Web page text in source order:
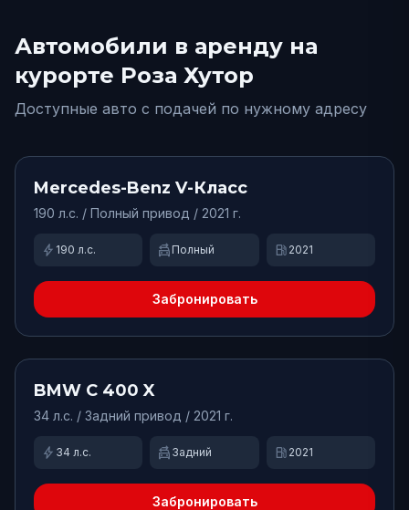
Автомобили в аренду на
курорте Роза Хутор
Доступные авто с подачей по нужному адресу
Доступно
Mercedes-Benz V-Класс
190 л.с. / Полный привод / 2021 г.
bolt 190 л.с. swap_driving_apps Полный local_gas_station 2021
Забронировать
Доступно
от6500₽/сут.
BMW C 400 X
34 л.с. / Задний привод / 2021 г.
bolt 34 л.с. swap_driving_apps Задний local_gas_station 2021
Забронировать